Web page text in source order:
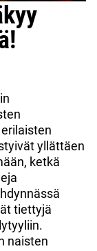
yllättäen
ketkä
tiettyjä
naisten